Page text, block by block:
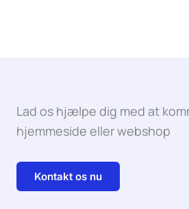
Lad os hjælpe dig med at
hjemmeside eller webshop
Kontakt os nu